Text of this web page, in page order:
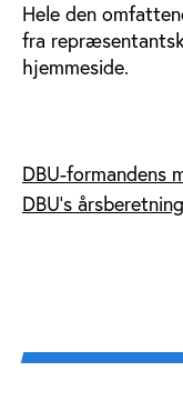
Hele den
fra
hjemmeside.
DBU-formandens
DBU's